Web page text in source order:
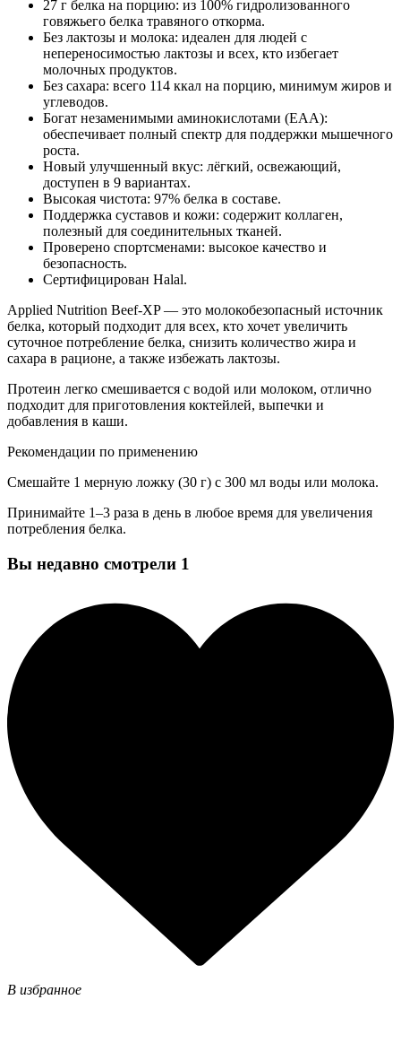
27 г белка на порцию: из 100% гидролизованного
говяжьего белка травяного откорма.
Без лактозы и молока: идеален для людей с
непереносимостью лактозы и всех, кто избегает
молочных продуктов.
Без сахара: всего 114 ккал на порцию, минимум жиров и
углеводов.
Богат незаменимыми аминокислотами (EAA):
обеспечивает полный спектр для поддержки мышечного
роста.
Новый улучшенный вкус: лёгкий, освежающий,
доступен в 9 вариантах.
Высокая чистота: 97% белка в составе.
Поддержка суставов и кожи: содержит коллаген,
полезный для соединительных тканей.
Проверено спортсменами: высокое качество и
безопасность.
Сертифицирован Halal.
Applied Nutrition Beef-XP — это молокобезопасный источник
белка, который подходит для всех, кто хочет увеличить
суточное потребление белка, снизить количество жира и
сахара в рационе, а также избежать лактозы.
Протеин легко смешивается с водой или молоком, отлично
подходит для приготовления коктейлей, выпечки и
добавления в каши.
Рекомендации по применению
Смешайте 1 мерную ложку (30 г) с 300 мл воды или молока.
Принимайте 1–3 раза в день в любое время для увеличения
потребления белка.
Вы недавно смотрели 1
В избранное